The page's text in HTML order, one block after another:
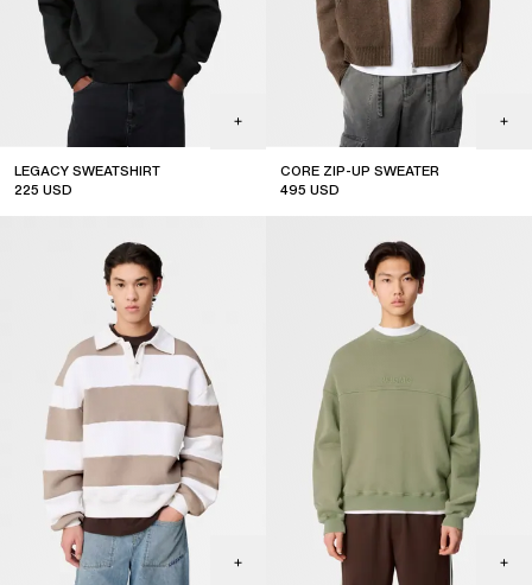
LEGACY SWEATSHIRT
225 USD
CORE ZIP-UP SWEATER
495 USD